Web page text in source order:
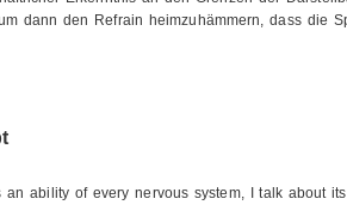
dann den Refrain heimzuhämmern, dass die
ability of every nervous system, I talk about